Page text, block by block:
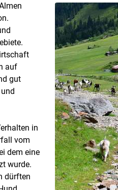
auf
gut
in
vom
dem eine
wurde.
dürften